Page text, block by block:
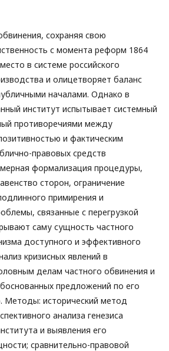
сохраняя свою
с момента реформ 1864
в системе российского
и олицетворяет баланс
началами. Однако в
институт испытывает системный
противоречиями между
и фактическим
правовых средств
формализация процедуры,
сторон, ограничение
примирения и
связанные с перегрузкой
саму сущность частного
доступного и эффективного
кризисных явлений в
делам частного обвинения и
предложений по его
Методы: исторический метод
анализа генезиса
и выявления его
сравнительно-правовой